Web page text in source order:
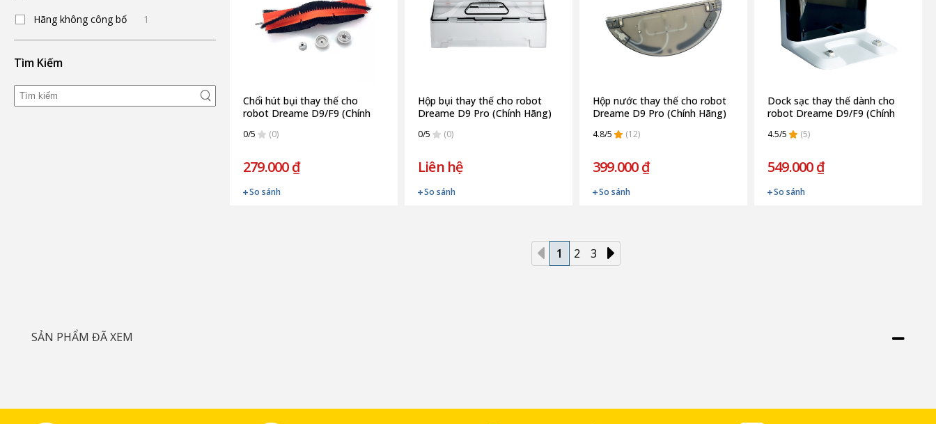
Hãng không công bố
1
Tìm Kiếm
Chổi hút bụi thay thế cho
robot Dreame D9/F9 (Chính
0/5 (0)
279.000 ₫
So sánh
Hộp bụi thay thế cho robot
Dreame D9 Pro (Chính Hãng)
0/5 (0)
Liên hệ
So sánh
Hộp nước thay thế cho robot
Dreame D9 Pro (Chính Hãng)
4.8/5 (12)
399.000 ₫
So sánh
Dock sạc thay thế dành cho
robot Dreame D9/F9 (Chính
4.5/5 (5)
549.000 ₫
So sánh
1 2 3
SẢN PHẨM ĐÃ XEM